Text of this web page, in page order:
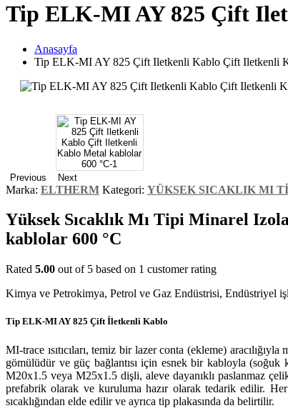
Tip ELK-MI AY 825 Çift
Anasayfa
Tip ELK-MI AY 825 Çift Iletkenli Kablo Çift Iletkenli
Previous Next
Marka: ELTHERM Kategori: YÜKSEK SICAKLIK MI
Yüksek Sıcaklık Mı Tipi Minarel
kablolar 600 °C
Rated 5.00 out of 5 based on 1 customer rating
Kimya ve Petrokimya, Petrol ve Gaz Endüstrisi, Endüstriyel
Tip ELK-MI AY 825 Çift İletkenli Kablo
MI-trace ısıtıcıları, temiz bir lazer conta (ekleme)
gömülüdür ve güç bağlantısı için esnek bir kabloyla
M20x1.5 veya M25x1.5 dişli, aleve dayanıklı paslanmaz çelik
prefabrik olarak ve kuruluma hazır olarak tedarik edilir.
sıcaklığından elde edilir ve ayrıca tip plakasında da belirtilir.